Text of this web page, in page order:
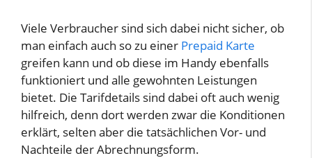
Viele Verbraucher sind sich dabei nicht sicher, ob
man einfach auch so zu einer Prepaid Karte
greifen kann und ob diese im Handy ebenfalls
funktioniert und alle gewohnten Leistungen
bietet. Die Tarifdetails sind dabei oft auch wenig
hilfreich, denn dort werden zwar die Konditionen
erklärt, selten aber die tatsächlichen Vor- und
Nachteile der Abrechnungsform.